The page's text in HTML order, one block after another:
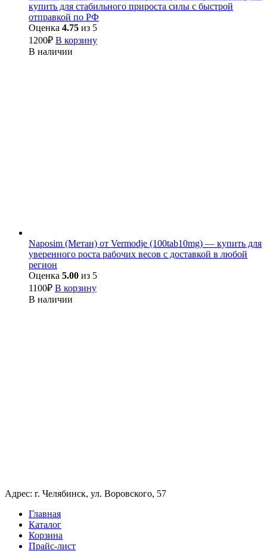
купить для стабильного прироста силы с быстрой
отправкой по РФ
Оценка 4.75 из 5
1200₽ В корзину
В наличии
Naposim (Метан) от Vermodje (100tab10mg) — купить для
уверенного роста рабочих весов с доставкой в любой
регион
Оценка 5.00 из 5
1100₽ В корзину
В наличии
Адрес: г. Челябинск, ул. Воровского, 57
Главная
Каталог
Корзина
Прайс-лист